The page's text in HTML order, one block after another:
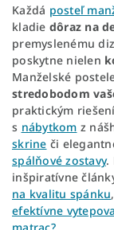
Každá posteľ
kladie dôraz na
premyslenému
poskytne nielen
Manželské
stredobodom
praktickým
s nábytkom z
skrine či
spálňové zostavy.
inšpiratívne
na kvalitu spánku,
efektívne